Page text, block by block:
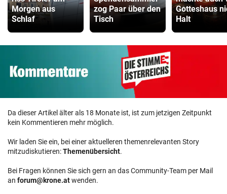
Morgen aus
Schlaf
zog Paar über den
Tisch
Gotteshaus
Halt
Da dieser Artikel älter als 18 Monate ist, ist zum jetzigen Zeitpunkt
kein Kommentieren mehr möglich.
Wir laden Sie ein, bei einer aktuelleren themenrelevanten Story
mitzudiskutieren:Themenübersicht.
Bei Fragen können Sie sich gern an das Community-Team per Mail
an forum@krone.atwenden.